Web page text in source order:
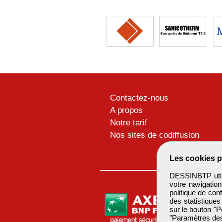
Les cookies
DESSINBTP
votre
politique de
des
sur le bouton
"Paramètres
Contactez-nous
A propos
Notre tarif
Nos sites de codiffusion